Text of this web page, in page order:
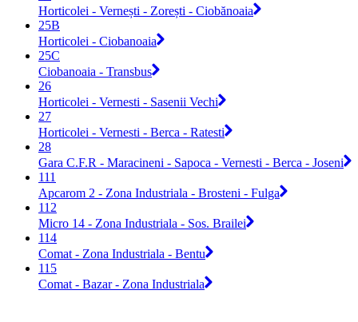
Horticolei - Vernești - Zorești - Ciobănoaia
25B
Horticolei - Ciobanoaia
25C
Ciobanoaia - Transbus
26
Horticolei - Vernesti - Sasenii Vechi
27
Horticolei - Vernesti - Berca - Ratesti
28
Gara C.F.R - Maracineni - Sapoca - Vernesti - Berca - Joseni
111
Apcarom 2 - Zona Industriala - Brosteni - Fulga
112
Micro 14 - Zona Industriala - Sos. Brailei
114
Comat - Zona Industriala - Bentu
115
Comat - Bazar - Zona Industriala